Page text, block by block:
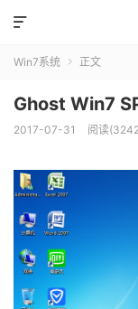

Win7系统  正文
Ghost Win7
2017-07-31 阅读